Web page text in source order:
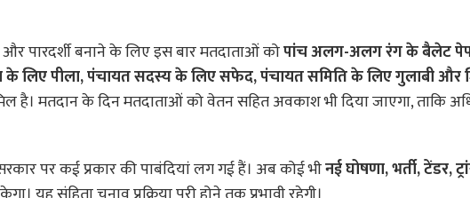
और पारदर्शी बनाने के लिए इस बार मतदाताओं कोपांच अलग-अलग रंग के बैलेट
के लिए पीला, पंचायत सदस्य के लिए सफेद, पंचायत समिति के लिए गुलाबी और
है। मतदान के दिन मतदाताओं को वेतन सहित अवकाश भी दिया जाएगा, ताकि
पर कई प्रकार की पाबंदियां लग गई हैं। अब कोई भीनई घोषणा, भर्ती, टेंडर,